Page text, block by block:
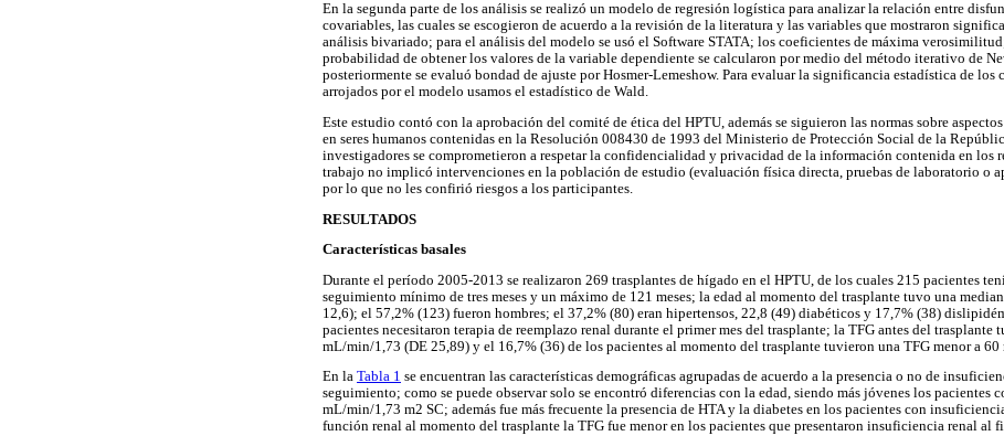
En la segunda parte de los análisis se realizó un modelo de regresión logística para analizar la relación entre
covariables, las cuales se escogieron de acuerdo a la revisión de la literatura y las variables que mostraron
análisis bivariado; para el análisis del modelo se usó el Software STATA; los coeficientes de máxima
probabilidad de obtener los valores de la variable dependiente se calcularon por medio del método iterativo de
posteriormente se evaluó bondad de ajuste por Hosmer-Lemeshow. Para evaluar la significancia estadística de los
arrojados por el modelo usamos el estadístico de Wald.
Este estudio contó con la aprobación del comité de ética del HPTU, además se siguieron las normas sobre
en seres humanos contenidas en la Resolución 008430 de 1993 del Ministerio de Protección Social de la
investigadores se comprometieron a respetar la confidencialidad y privacidad de la información contenida en los
trabajo no implicó intervenciones en la población de estudio (evaluación física directa, pruebas de laboratorio o
por lo que no les confirió riesgos a los participantes.
RESULTADOS
Características basales
Durante el período 2005-2013 se realizaron 269 trasplantes de hígado en el HPTU, de los cuales 215 pacientes
seguimiento mínimo de tres meses y un máximo de 121 meses; la edad al momento del trasplante tuvo una
12,6); el 57,2% (123) fueron hombres; el 37,2% (80) eran hipertensos, 22,8 (49) diabéticos y 17,7% (38)
pacientes necesitaron terapia de reemplazo renal durante el primer mes del trasplante; la TFG antes del trasplante
mL/min/1,73 (DE 25,89) y el 16,7% (36) de los pacientes al momento del trasplante tuvieron una TFG menor a
En la Tabla 1 se encuentran las características demográficas agrupadas de acuerdo a la presencia o no de
seguimiento; como se puede observar solo se encontró diferencias con la edad, siendo más jóvenes los pacientes
mL/min/1,73 m2 SC; además fue más frecuente la presencia de HTA y la diabetes en los pacientes con
función renal al momento del trasplante la TFG fue menor en los pacientes que presentaron insuficiencia renal al